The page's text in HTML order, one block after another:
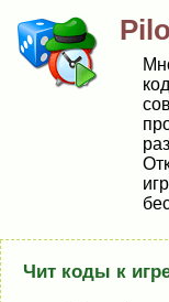
Чит коды к